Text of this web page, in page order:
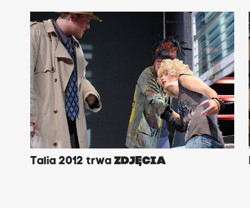
Talia 2012 trwaZDJĘCIA